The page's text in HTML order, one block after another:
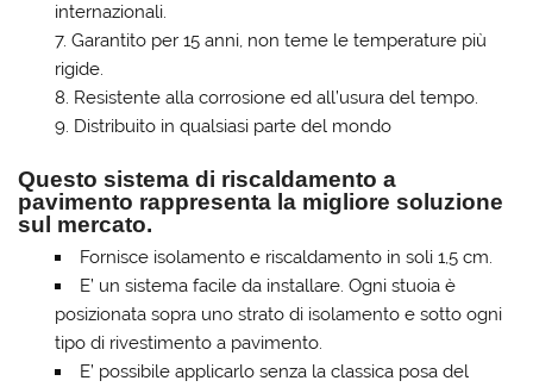
internazionali.
Garantito per 15 anni, non teme le temperature più
rigide.
Resistente alla corrosione ed all’usura del tempo.
Distribuito in qualsiasi parte del mondo
Questo sistema di riscaldamento a
pavimento rappresenta la migliore soluzione
sul mercato.
Fornisce isolamento e riscaldamento in soli 1,5 cm.
E’ un sistema facile da installare. Ogni stuoia è
posizionata sopra uno strato di isolamento e sotto ogni
tipo di rivestimento a pavimento.
E’ possibile applicarlo senza la classica posa del